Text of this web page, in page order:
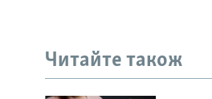
Читайте також